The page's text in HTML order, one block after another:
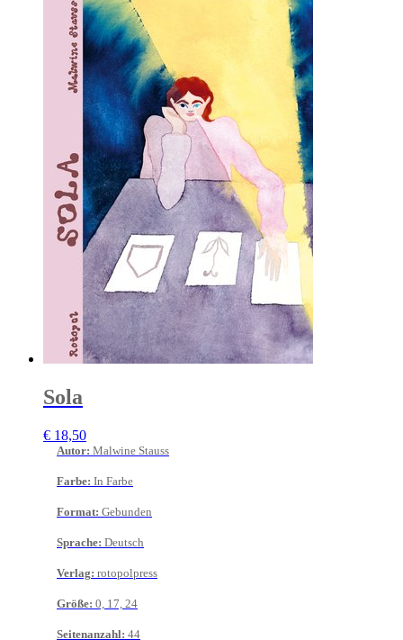
Sola
€ 18,50
Autor: Malwine Stauss
Farbe: In Farbe
Format: Gebunden
Sprache: Deutsch
Verlag: rotopolpress
Größe: 0, 17, 24
Seitenanzahl: 44